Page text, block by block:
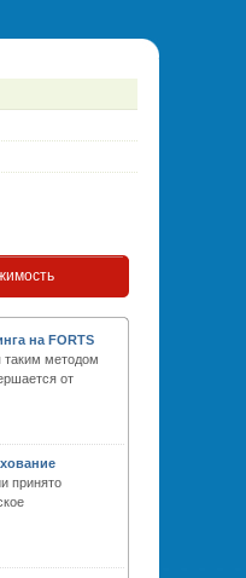
на FORTS
таким методом
от
принято